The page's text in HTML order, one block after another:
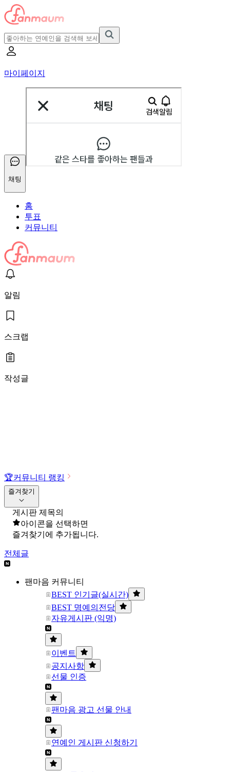
마이페이지
채팅
홈
투표
커뮤니티
알림
스크랩
작성글
🏆커뮤니티 랭킹
즐겨찾기
게시판 제목의
아이콘을 선택하면
즐겨찾기에 추가됩니다.
전체글
팬마음 커뮤니티
BEST 인기글(실시간)
BEST 명예의전당
자유게시판 (익명)
이벤트
공지사항
선물 인증
팬마음 광고 선물 안내
연예인 게시판 신청하기